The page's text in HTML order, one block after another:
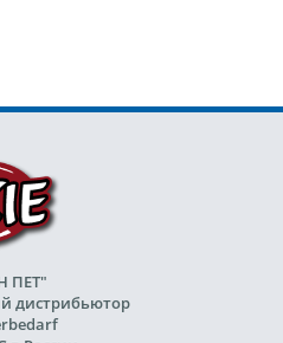
ПЕТ"
дистрибьютор